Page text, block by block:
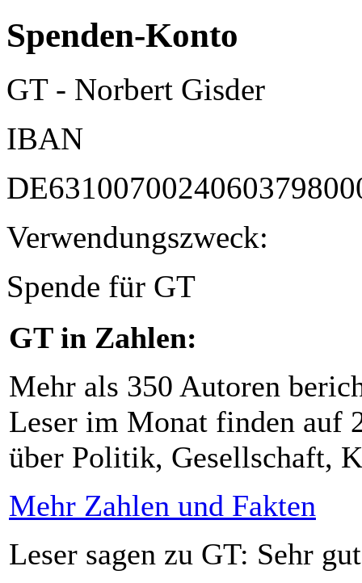
Spenden-Konto
GT - Norbert Gisder
IBAN
Verwendungszweck:
Spende für GT
GT in Zahlen:
Mehr als 350 Autoren
Leser im Monat finden auf
über Politik, Gesellschaft,
Mehr Zahlen und Fakten
Leser sagen zu GT: Sehr